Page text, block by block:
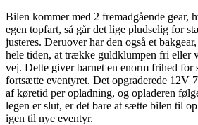
Bilen kommer med 2 fremadgående gear,
egen topfart, så går det lige pludselig for
justeres. Deruover har den også et
hele tiden, at trække guldklumpen fri eller
vej. Dette giver barnet en enorm frihed for
fortsætte eventyret. Det opgraderede 12V
af køretid per opladning, og opladeren
legen er slut, er det bare at sætte bilen til
igen til nye eventyr.